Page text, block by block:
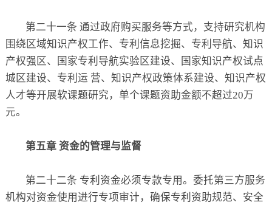
第二十一条 通过政府购买服务等方式，支持研究机构
围绕区域知识产权工作、专利信息挖掘、专利导航、知识
产权强区、国家专利导航实验区建设、国家知识产权试点
城区建设、专利运 营、知识产权政策体系建设、知识产权
人才等开展软课题研究，单个课题资助金额不超过20万
元。
第五章 资金的管理与监督
第二十二条 专利资金必须专款专用。委托第三方服务
机构对资金使用进行专项审计，确保专利资助规范、安全